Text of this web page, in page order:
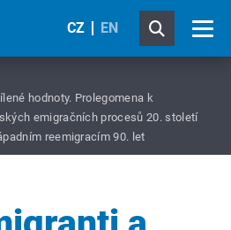
CZ EN
hodnoty. Prolegomena k
emigračních procesů 20. století
reemigracím 90. let